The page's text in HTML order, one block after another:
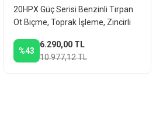
20HPX Güç Serisi Benzinli Tırpan
Ot Biçme, Toprak İşleme, Zincirli
%43
6.290,00 TL
10.977,12 TL